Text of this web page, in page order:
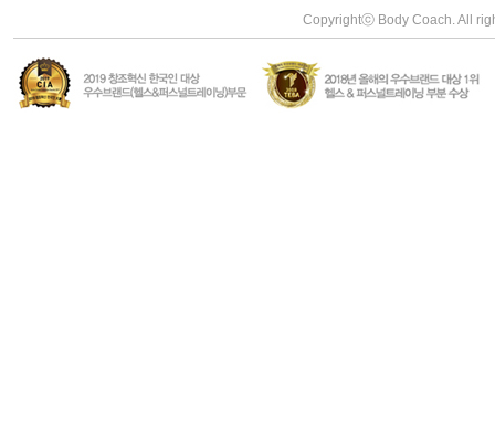
Copyrightⓒ Body Coach. All